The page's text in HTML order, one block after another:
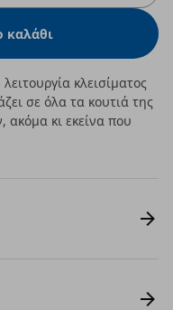
καλάθι
κλεισίματος
σε όλα τα κουτιά της
ακόμα κι εκείνα που